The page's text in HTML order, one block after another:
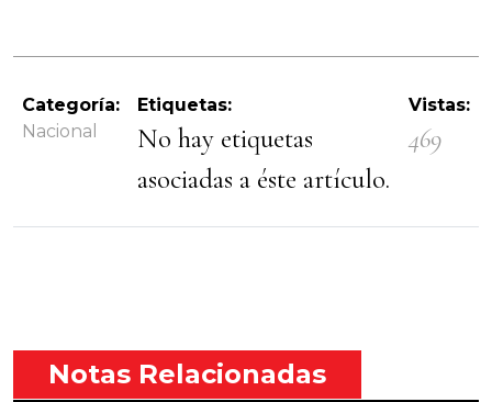
Categoría:
Nacional
Etiquetas:
No hay etiquetas
asociadas a éste artículo.
Vistas:
469
Notas Relacionadas